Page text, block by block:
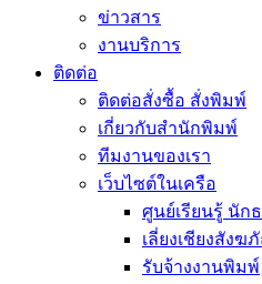
ข่าวสาร
งานบริการ
ติดต่อ
ติดต่อสั่งซื้อ สั่งพิมพ์
เกี่ยวกับสำนักพิมพ์
ทีมงานของเรา
เว็บไซต์ในเครือ
ศูนย์เรียนรู้ นัก
เลี่ยงเชียงสังฆ
รับจ้างงานพิมพ์